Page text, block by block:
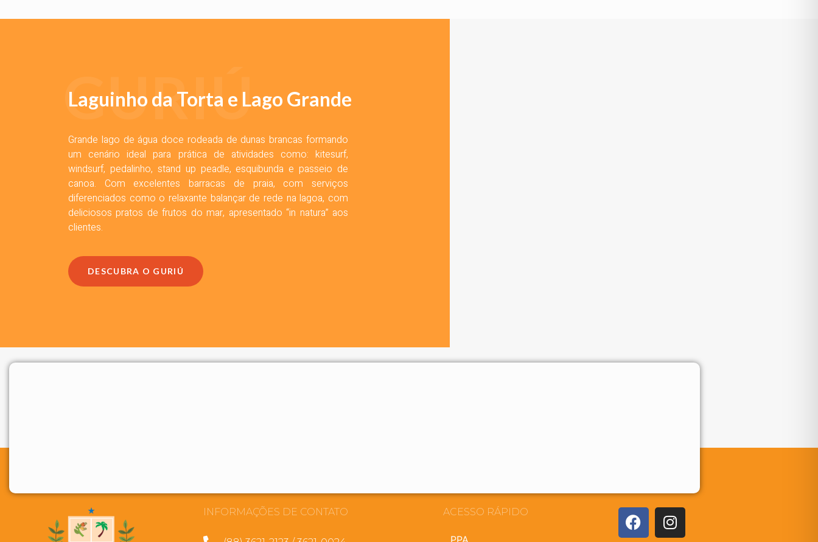
GURIÚ
Laguinho da Torta e Lago Grande
Grande lago de água doce rodeada de dunas brancas formando
um cenário ideal para prática de atividades como: kitesurf,
windsurf, pedalinho, stand up peadle, esquibunda e passeio de
canoa. Com excelentes barracas de praia, com serviços
diferenciados como o relaxante balançar de rede na lagoa, com
deliciosos pratos de frutos do mar, apresentado “in natura” aos
clientes.
DESCUBRA O GURIÚ
INFORMAÇÕES DE CONTATO ACESSO RÁPIDO
PPA